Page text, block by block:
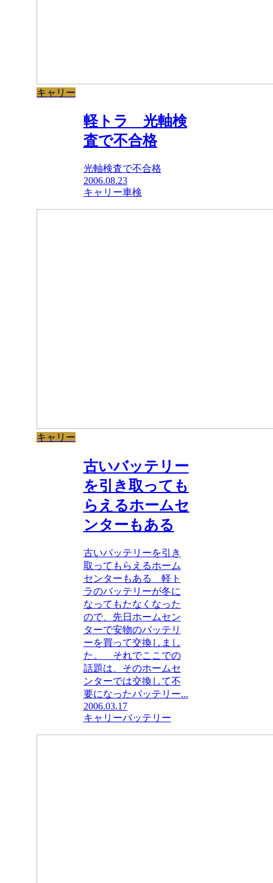
キャリー
軽トラ 光軸検
査で不合格
光軸検査で不合格
2006.08.23
キャリー車検
キャリー
古いバッテリー
を引き取っても
らえるホームセ
ンターもある
古いバッテリーを引き
取ってもらえるホーム
センターもある 軽ト
ラのバッテリーが冬に
なってもたなくなった
ので、先日ホームセン
ターで安物のバッテリ
ーを買って交換しまし
た。 それでここでの
話題は、そのホームセ
ンターでは交換して不
要になったバッテリー...
2006.03.17
キャリーバッテリー